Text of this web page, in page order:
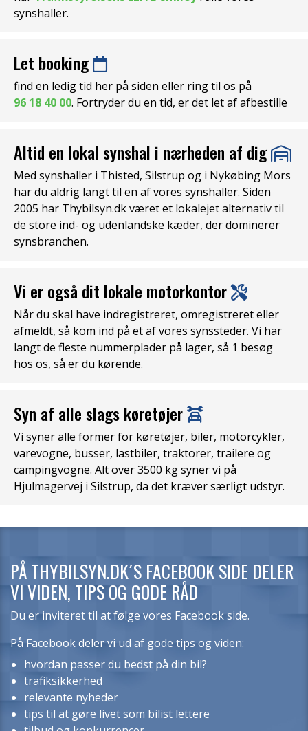
synshaller.
Let booking
find en ledig tid her på siden eller ring til os på
96 18 40 00. Fortryder du en tid, er det let af afbestille
Altid en lokal synshal i nærheden af dig
Med synshaller i Thisted, Silstrup og i Nykøbing Mors
har du aldrig langt til en af vores synshaller. Siden
2005 har Thybilsyn.dk været et lokalejet alternativ til
de store ind- og udenlandske kæder, der dominerer
synsbranchen.
Vi er også dit lokale motorkontor
Når du skal have indregistreret, omregistreret eller
afmeldt, så kom ind på et af vores synssteder. Vi har
langt de fleste nummerplader på lager, så 1 besøg
hos os, så er du kørende.
Syn af alle slags køretøjer
Vi syner alle former for køretøjer, biler, motorcykler,
varevogne, busser, lastbiler, traktorer, trailere og
campingvogne. Alt over 3500 kg syner vi på
Hjulmagervej i Silstrup, da det kræver særligt udstyr.
PÅ THYBILSYN.DK´S FACEBOOK SIDE DELER
VI VIDEN, TIPS OG GODE RÅD
Du er inviteret til at følge vores Facebook side.
På Facebook deler vi ud af gode tips og viden:
hvordan passer du bedst på din bil?
trafiksikkerhed
relevante nyheder
tips til at gøre livet som bilist lettere